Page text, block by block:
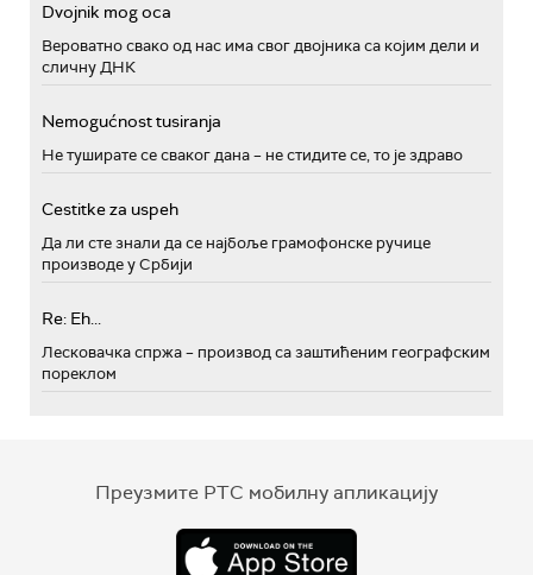
Dvojnik mog oca
Вероватно свако од нас има свог двојника са којим дели и
сличну ДНК
Nemogućnost tusiranja
Не туширате се сваког дана – не стидите се, то је здраво
Cestitke za uspeh
Да ли сте знали да се најбоље грамофонске ручице
производе у Србији
Re: Eh...
Лесковачка спржа – производ са заштићеним географским
пореклом
Преузмите РТС мобилну апликацију